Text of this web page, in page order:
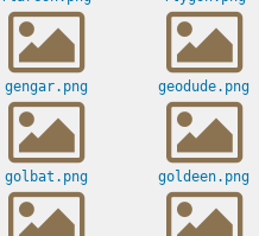
gengar.png geodude.png
golbat.png goldeen.png